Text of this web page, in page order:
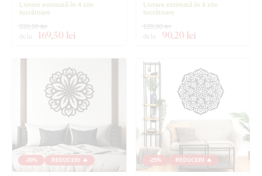
Livrare estimată în 4 zile
lucrătoare
de la 169,50 lei
226,00 lei
Livrare estimată în 4 zile
lucrătoare
de la 90,20 lei
128,90 lei
-30% REDUCERI 🔥 -25% REDUCERI 🔥